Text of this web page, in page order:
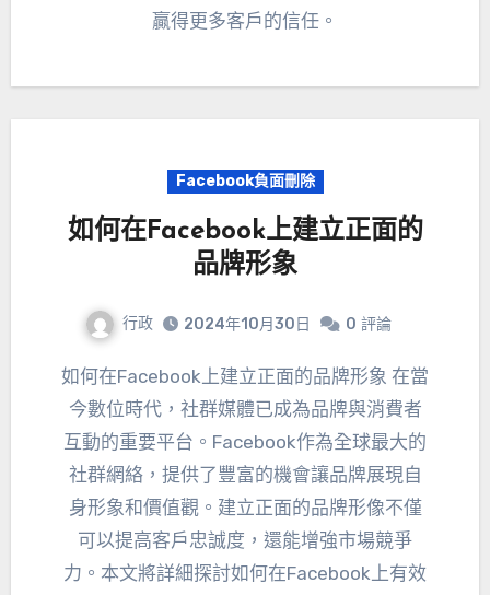
贏得更多客戶的信任。
Facebook負面刪除
如何在Facebook上建立正面的
品牌形象
行政 2024年10月30日 0 評論
如何在Facebook上建立正面的品牌形象 在當
今數位時代，社群媒體已成為品牌與消費者
互動的重要平台。Facebook作為全球最大的
社群網絡，提供了豐富的機會讓品牌展現自
身形象和價值觀。建立正面的品牌形像不僅
可以提高客戶忠誠度，還能增強市場競爭
力。本文將詳細探討如何在Facebook上有效